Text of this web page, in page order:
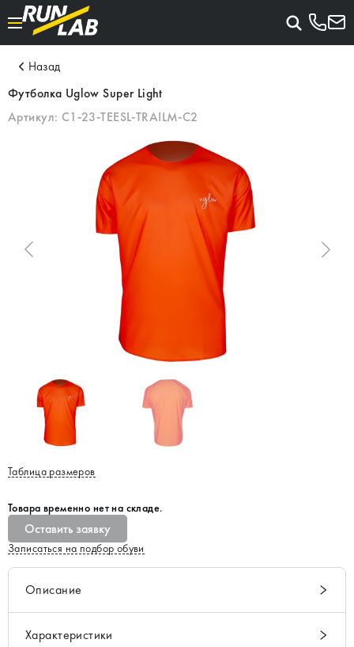
Назад
Футболка Uglow Super Light
Артикул: C1-23-TEESL-TRAILM-C2
Таблица размеров
Товара временно нет на складе.
Оставить заявку
Записаться на подбор обуви
Описание
Характеристики